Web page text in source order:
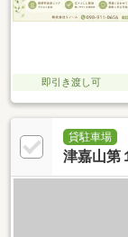
即引き渡し可
貸駐車場
津嘉山第